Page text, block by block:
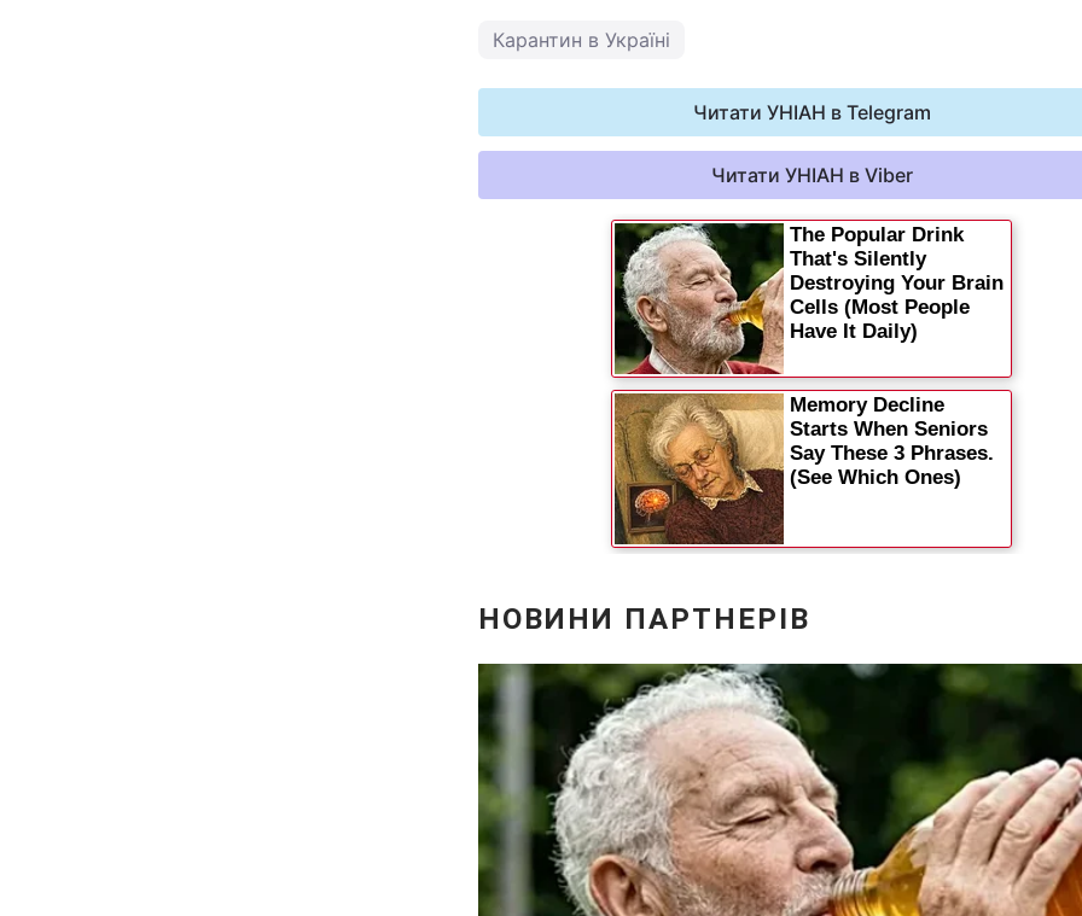
Карантин в Україні
Читати УНІАН в Telegram
Читати УНІАН в Viber